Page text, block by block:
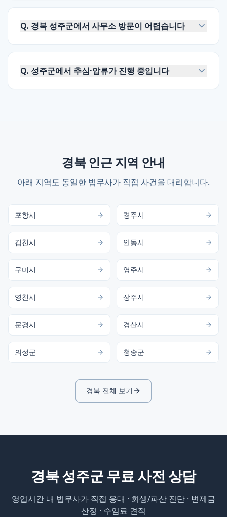
Q. 경북 성주군에서 사무소 방문이 어렵습니다
Q. 성주군에서 추심·압류가 진행 중입니다
경북인근 지역 안내
아래 지역도 동일한 법무사가 직접 사건을 대리합니다.
포항시 경주시
김천시 안동시
구미시 영주시
영천시 상주시
문경시 경산시
의성군 청송군
경북 전체 보기
경북 성주군 무료 사전 상담
영업시간 내 법무사가 직접 응대 · 회생/파산 진단 · 변제금
산정 · 수임료 견적